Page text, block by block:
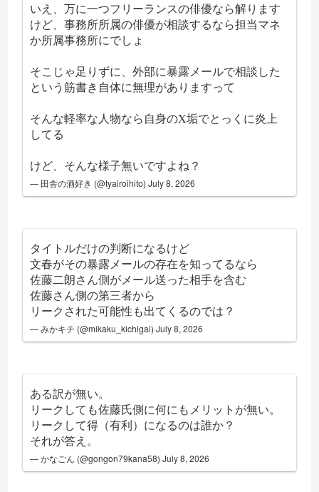
いえ、万に一つフリーランスの俳優なら解ります
けど、事務所所属の俳優が相談するなら担当マネ
か所属事務所にでしょ
そこじゃ足りずに、外部に暴露メールで相談した
という筋書き自体に無理がありますって
そんな軽率な人物なら自身のX垢でとっくに炎上
してる
けど、そんな様子無いですよね？
— 田舎の酒好き (@tyairoihito)July 8, 2026
タイトルだけの判断になるけど
文春がその暴露メールの存在を知ってるなら
佐藤二朗さん側がメール送った相手を含む
佐藤さん側の第三者から
リークされた可能性も出てくるのでは？
— みかキチ (@mikaku_kichigai)July 8, 2026
ある訳が無い。
リークしても佐藤氏側に何にもメリットが無い。
リークして得（有利）になるのは誰か？
それが答え。
— かなごん (@gongon79kana58)July 8, 2026